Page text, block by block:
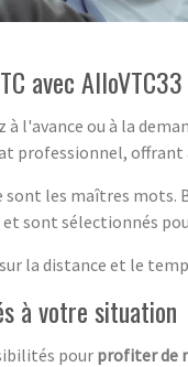
avec
à l'avance ou à la
professionnel, offrant
les maîtres mots.
sont sélectionnés
la distance et le
à votre situation
pour profiter de